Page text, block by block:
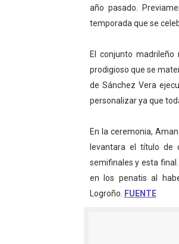
Tour
año pasado.
temporada que se
El conjunto
prodigioso que se
de Sánchez Vera
personalizar ya que
En la ceremonia,
levantara el título de
semifinales y esta
en los penatis al
Logroño.
FUENTE